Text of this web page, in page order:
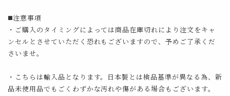
◼️注意事項
・ご購入のタイミングによっては商品在庫切れにより注文をキャ
ンセルとさせていただく恐れもございますので、予めご了承くだ
さいませ。
・こちらは輸入品となります。日本製とは検品基準が異なる為、新
品未使用品でもごくわずかな汚れや傷がある場合もございます。